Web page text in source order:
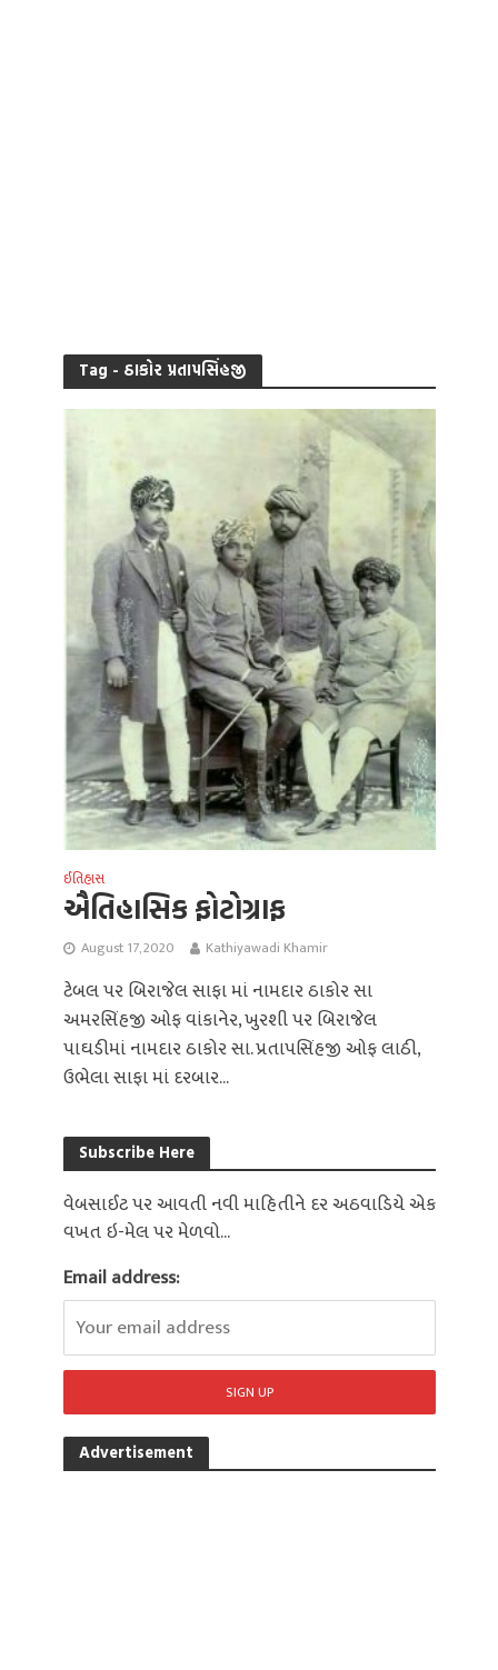
Tag - ઠાકોર પ્રતાપસિંહજી
ઈતિહાસ
ઐતિહાસિક ફોટોગ્રાફ
August 17, 2020 Kathiyawadi Khamir
ટેબલ પર બિરાજેલ સાફા માં નામદાર ઠાકોર સા
અમરસિંહજી ઓફ વાંકાનેર, ખુરશી પર બિરાજેલ
પાઘડીમાં નામદાર ઠાકોર સા. પ્રતાપસિંહજી ઓફ લાઠી,
ઉભેલા સાફા માં દરબાર...
Subscribe Here
વેબસાઈટ પર આવતી નવી માહિતીને દર અઠવાડિયે એક
વખત ઇ-મેલ પર મેળવો...
Email address:
Advertisement